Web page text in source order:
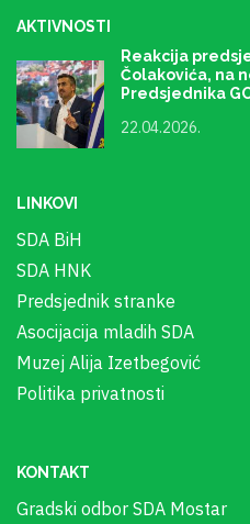
AKTIVNOSTI
Reakcija
Čolakovića, na
Predsjednika
22.04.2026.
LINKOVI
SDA BiH
SDA HNK
Predsjednik stranke
Asocijacija mladih SDA
Muzej Alija Izetbegović
Politika privatnosti
KONTAKT
Gradski odbor SDA Mostar